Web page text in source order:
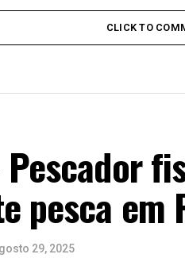
CLICK TO
pesca em
29, 2025